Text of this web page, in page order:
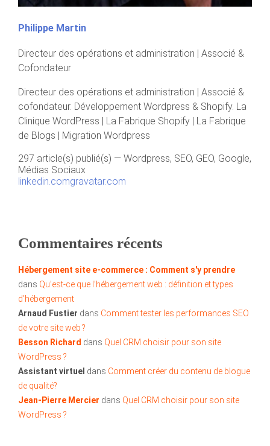
Philippe Martin
Directeur des opérations et administration | Associé &
Cofondateur
Directeur des opérations et administration | Associé &
cofondateur. Développement Wordpress & Shopify. La
Clinique WordPress | La Fabrique Shopify | La Fabrique
de Blogs | Migration Wordpress
297 article(s) publié(s) — Wordpress, SEO, GEO, Google,
Médias Sociaux
linkedin.comgravatar.com
Commentaires récents
Hébergement site e-commerce : Comment s'y prendre
dans Qu’est-ce que l’hébergement web : définition et types
d’hébergement
Arnaud Fustier dans Comment tester les performances SEO
de votre site web ?
Besson Richard dans Quel CRM choisir pour son site
WordPress ?
Assistant virtuel dans Comment créer du contenu de blogue
de qualité?
Jean-Pierre Mercier dans Quel CRM choisir pour son site
WordPress ?